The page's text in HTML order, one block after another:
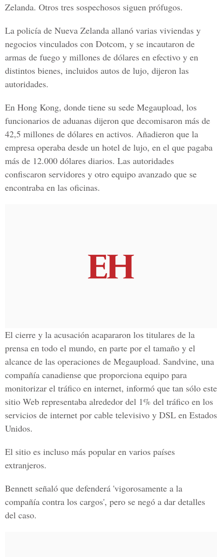
Zelanda. Otros tres sospechosos siguen prófugos.
La policía de Nueva Zelanda allanó varias viviendas y
negocios vinculados con Dotcom, y se incautaron de
armas de fuego y millones de dólares en efectivo y en
distintos bienes, incluidos autos de lujo, dijeron las
autoridades.
En Hong Kong, donde tiene su sede Megaupload, los
funcionarios de aduanas dijeron que decomisaron más de
42,5 millones de dólares en activos. Añadieron que la
empresa operaba desde un hotel de lujo, en el que pagaba
más de 12.000 dólares diarios. Las autoridades
confiscaron servidores y otro equipo avanzado que se
encontraba en las oficinas.
El cierre y la acusación acapararon los titulares de la
prensa en todo el mundo, en parte por el tamaño y el
alcance de las operaciones de Megaupload. Sandvine, una
compañía canadiense que proporciona equipo para
monitorizar el tráfico en internet, informó que tan sólo este
sitio Web representaba alrededor del 1% del tráfico en los
servicios de internet por cable televisivo y DSL en Estados
Unidos.
El sitio es incluso más popular en varios países
extranjeros.
Bennett señaló que defenderá 'vigorosamente a la
compañía contra los cargos', pero se negó a dar detalles
del caso.